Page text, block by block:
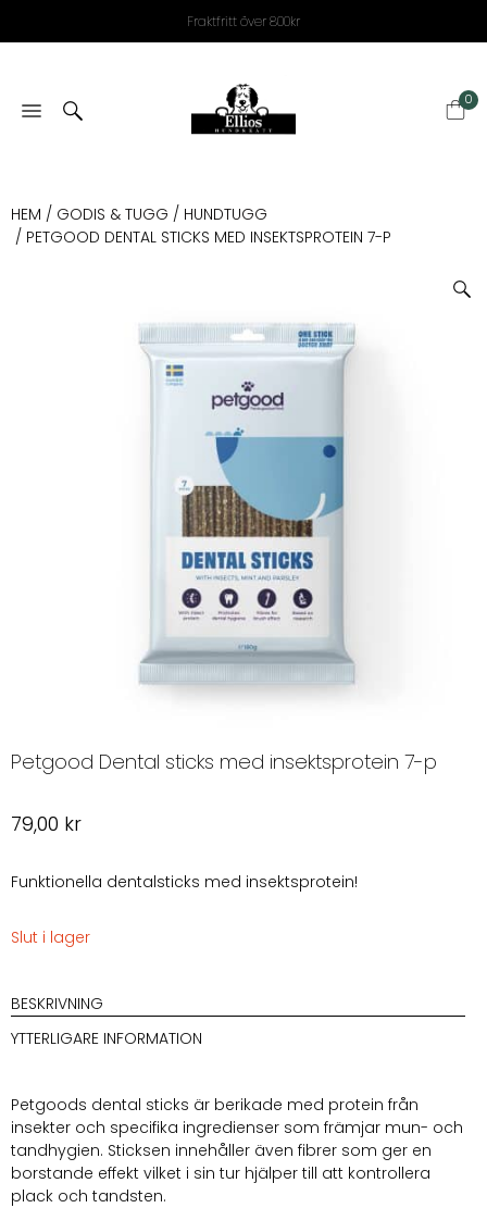
Fraktfritt över 800kr
0
HEM / GODIS & TUGG / HUNDTUGG
/ PETGOOD DENTAL STICKS MED INSEKTSPROTEIN 7-P
Petgood Dental sticks med insektsprotein 7-p
79,00 kr
Funktionella dentalsticks med insektsprotein!
Slut i lager
BESKRIVNING
YTTERLIGARE INFORMATION
Petgoods dental sticks är berikade med protein från
insekter och specifika ingredienser som främjar mun- och
tandhygien. Sticksen innehåller även fibrer som ger en
borstande effekt vilket i sin tur hjälper till att kontrollera
plack och tandsten.